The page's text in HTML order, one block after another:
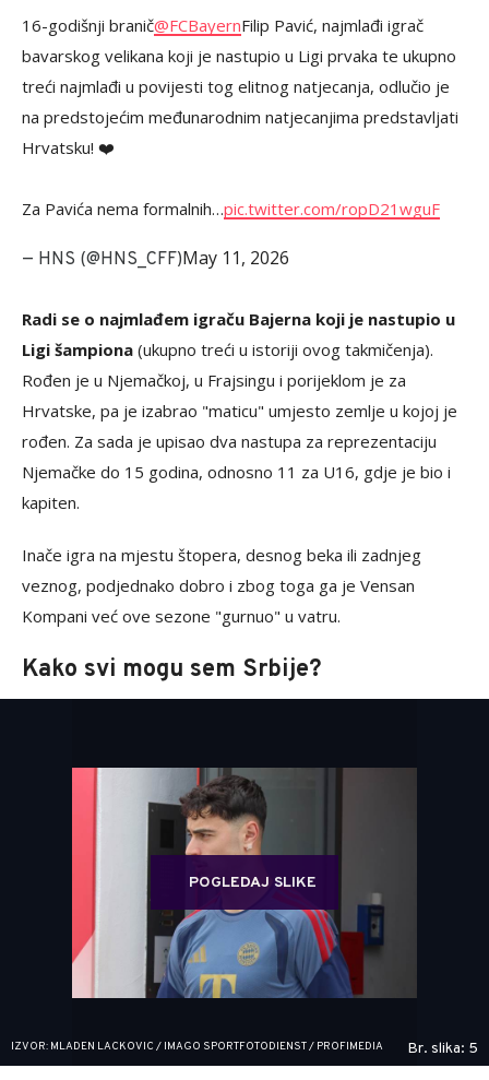
16-godišnji branič@FCBayernFilip Pavić, najmlađi igrač
bavarskog velikana koji je nastupio u Ligi prvaka te ukupno
treći najmlađi u povijesti tog elitnog natjecanja, odlučio je
na predstojećim međunarodnim natjecanjima predstavljati
Hrvatsku! ❤️
Za Pavića nema formalnih…pic.twitter.com/ropD21wguF
— HNS (@HNS_CFF)May 11, 2026
Radi se o najmlađem igraču Bajerna koji je nastupio u
Ligi šampiona (ukupno treći u istoriji ovog takmičenja).
Rođen je u Njemačkoj, u Frajsingu i porijeklom je za
Hrvatske, pa je izabrao "maticu" umjesto zemlje u kojoj je
rođen. Za sada je upisao dva nastupa za reprezentaciju
Njemačke do 15 godina, odnosno 11 za U16, gdje je bio i
kapiten.
Inače igra na mjestu štopera, desnog beka ili zadnjeg
veznog, podjednako dobro i zbog toga ga je Vensan
Kompani već ove sezone "gurnuo" u vatru.
Kako svi mogu sem Srbije?
POGLEDAJ SLIKE
IZVOR: MLADEN LACKOVIC / IMAGO SPORTFOTODIENST / PROFIMEDIA Br. slika: 5